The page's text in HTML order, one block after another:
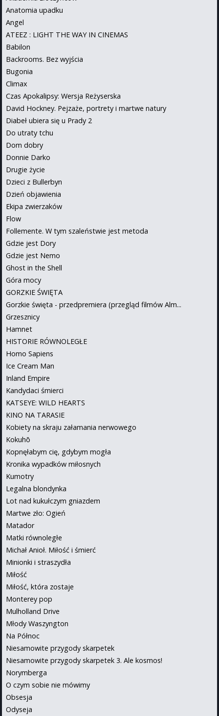
Anatomia upadku
Angel
ATEEZ : LIGHT THE WAY IN CINEMAS
Babilon
Backrooms. Bez wyjścia
Bugonia
Climax
Czas Apokalipsy: Wersja Reżyserska
David Hockney. Pejzaże, portrety i martwe natury
Diabeł ubiera się u Prady 2
Do utraty tchu
Dom dobry
Donnie Darko
Drugie życie
Dzieci z Bullerbyn
Dzień objawienia
Ekipa zwierzaków
Flow
Follemente. W tym szaleństwie jest metoda
Gdzie jest Dory
Gdzie jest Nemo
Ghost in the Shell
Góra mocy
GORZKIE ŚWIĘTA
Gorzkie święta - przedpremiera (przegląd filmów Alm...
Grzesznicy
Hamnet
HISTORIE RÓWNOLEGŁE
Homo Sapiens
Ice Cream Man
Inland Empire
Kandydaci śmierci
KATSEYE: WILD HEARTS
KINO NA TARASIE
Kobiety na skraju załamania nerwowego
Kokuhō
Kopnęłabym cię, gdybym mogła
Kronika wypadków miłosnych
Kumotry
Legalna blondynka
Lot nad kukułczym gniazdem
Martwe zło: Ogień
Matador
Matki równoległe
Michał Anioł. Miłość i śmierć
Minionki i straszydła
Miłość
Miłość, która zostaje
Monterey pop
Mulholland Drive
Młody Waszyngton
Na Północ
Niesamowite przygody skarpetek
Niesamowite przygody skarpetek 3. Ale kosmos!
Norymberga
O czym sobie nie mówimy
Obsesja
Odyseja